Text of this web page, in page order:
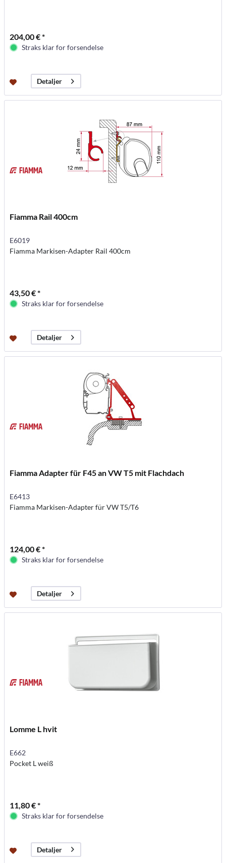
204,00 € *
Straks klar for forsendelse
Detaljer
Fiamma Rail 400cm
E6019
Fiamma Markisen-Adapter Rail 400cm
43,50 € *
Straks klar for forsendelse
Detaljer
Fiamma Adapter für F45 an VW T5 mit Flachdach
E6413
Fiamma Markisen-Adapter für VW T5/T6
124,00 € *
Straks klar for forsendelse
Detaljer
Lomme L hvit
E662
Pocket L weiß
11,80 € *
Straks klar for forsendelse
Detaljer